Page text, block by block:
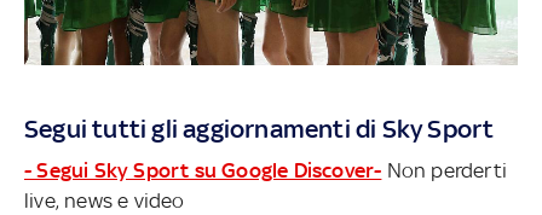
Segui tutti gli aggiornamenti di Sky Sport
- Segui Sky Sport su Google Discover- Non perderti
live, news e video